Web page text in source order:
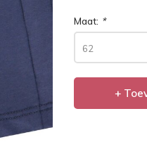
Maat: *
62
+